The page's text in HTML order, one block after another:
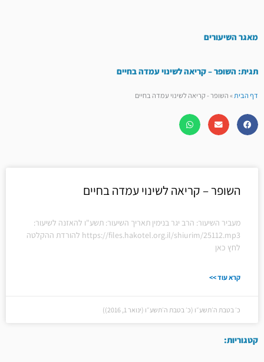
מאגר השיעורים
תגית: השופר – קריאה לשינוי עמדה בחיים
דף הבית»השופר - קריאה לשינוי עמדה בחיים
השופר – קריאה לשינוי עמדה בחיים
מעביר השיעור: הרב יגר בנימין תאריך השיעור: תשע"ו להאזנה לשיעור:
https://files.hakotel.org.il/shiurim/25112.mp3 להורדת ההקלטה
לחץ כאן
קרא עוד >>
כ׳ בטבת ה׳תשע״ו (כ׳ בטבת ה׳תשע״ו (ינואר 1, 2016))
קטגוריות: